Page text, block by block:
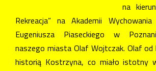
na
Rekreacja” na Akademii
Eugeniusza Piaseckiego w
naszego miasta Olaf Wojtczak. Olaf
historią Kostrzyna, co miało istotny